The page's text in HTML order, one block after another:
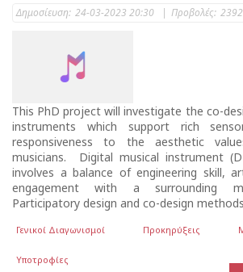
Δημοσίευση: 24-03-2023 20:30 | Προβολές: 2392
This PhD project will investigate the co-
instruments which support rich
responsiveness to the aesthetic
musicians. Digital musical instrument
involves a balance of engineering skill,
engagement with a surrounding
Participatory design and co-design
Γενικοί Διαγωνισμοί Προκηρύξεις
Υποτροφίες